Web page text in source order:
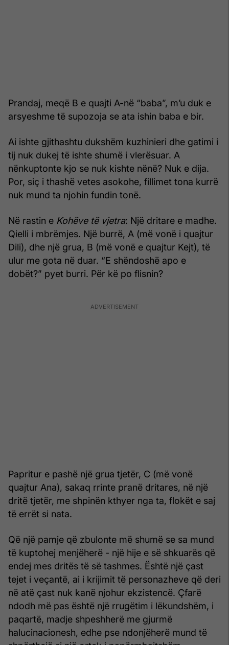
Prandaj, meqë B e quajti A-në “baba”, m’u duk e
arsyeshme të supozoja se ata ishin baba e bir.
Ai ishte gjithashtu dukshëm kuzhinieri dhe gatimi i
tij nuk dukej të ishte shumë i vlerësuar. A
nënkuptonte kjo se nuk kishte nënë? Nuk e dija.
Por, siç i thashë vetes asokohe, fillimet tona kurrë
nuk mund ta njohin fundin tonë.
Në rastin e Kohëve të vjetra: Një dritare e madhe.
Qielli i mbrëmjes. Një burrë, A (më vonë i quajtur
Dili), dhe një grua, B (më vonë e quajtur Kejt), të
ulur me gota në duar. “E shën­doshë apo e
dobët?” pyet burri. Për kë po flisnin?
Papritur e pashë një grua tjetër, C (më vonë
quajtur Ana), sakaq rrinte pranë dritares, në një
dritë tjetër, me shpinën kthyer nga ta, flokët e saj
të errët si nata.
Që një pamje që zbulonte më shumë se sa mund
të kuptohej menjëherë - një hije e së shkuarës që
endej mes dritës të së tash­mes. Është një çast
tejet i veçantë, ai i krijimit të personazheve që deri
në atë çast nuk kanë njohur ekzistencë. Çfarë
ndodh më pas është një rrugëtim i lëkundshëm, i
paqartë, madje shpesh­herë me gjurmë
halucinacionesh, edhe pse ndonjëherë mund të